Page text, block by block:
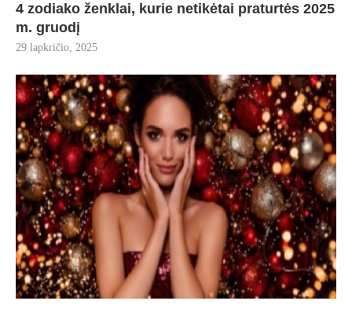
4 zodiako ženklai, kurie netikėtai praturtės 2025
m. gruodį
29 lapkričio, 2025